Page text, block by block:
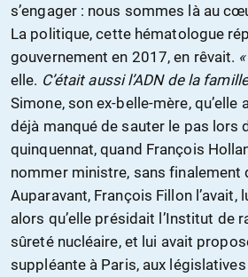
s’engager : nous sommes là au
La politique, cette hématologue
gouvernement en 2017, en rêvait.
elle. C’était aussi l’ADN de la
Simone, son ex-belle-mère, qu’elle
déjà manqué de sauter le pas lors
quinquennat, quand François
nommer ministre, sans finalement
Auparavant, François Fillon l’avait,
alors qu’elle présidait l’Institut de
sûreté nucléaire, et lui avait
suppléante à Paris, aux